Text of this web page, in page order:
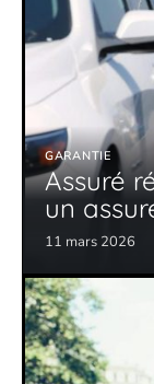
GARANTIE
Assuré
un
11 mars 2026